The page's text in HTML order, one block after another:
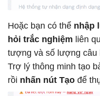
Hoặc bạn có thể nhập
hỏi trắc nghiệm liên
tượng và số lượng câu
Trợ lý thông minh tạo
rồi nhấn nút Tạo để